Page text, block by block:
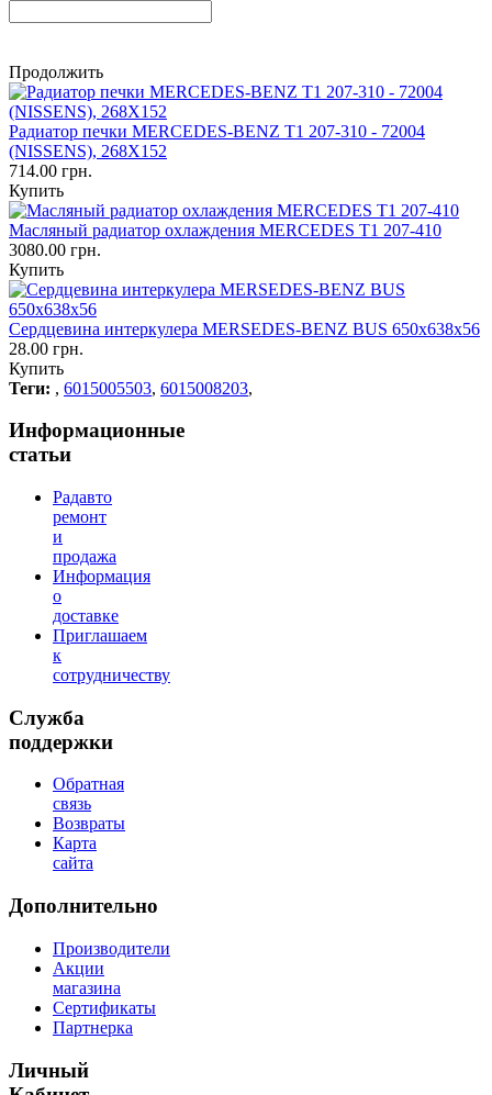
Продолжить
Радиатор печки MERCEDES-BENZ Т1 207-310 - 72004
(NISSENS), 268Х152
714.00 грн.
Купить
Масляный радиатор охлаждения MERCEDES T1 207-410
3080.00 грн.
Купить
Сердцевина интеркулера MERSEDES-BENZ BUS 650x638x56
28.00 грн.
Купить
Теги: , 6015005503, 6015008203,
Информационные
статьи
Радавто
ремонт
и
продажа
Информация
о
доставке
Приглашаем
к
сотрудничеству
Служба
поддержки
Обратная
связь
Возвраты
Карта
сайта
Дополнительно
Производители
Акции
магазина
Сертификаты
Партнерка
Личный